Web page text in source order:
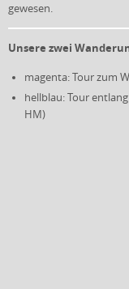
gewesen.
Unsere zwei
magenta: Tour zum
hellblau: Tour
HM)